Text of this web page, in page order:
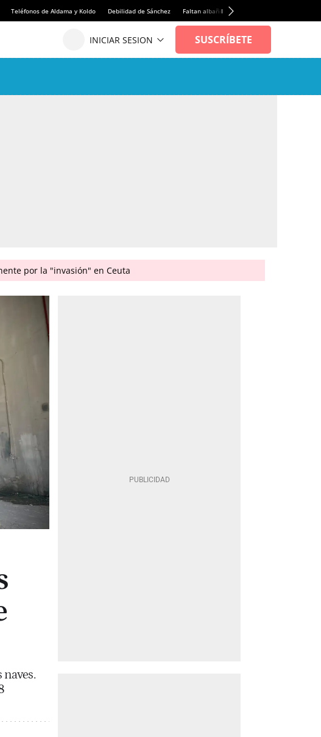
Teléfonos de Aldama y Koldo Debilidad de Sánchez Faltan albañiles
por la "invasión" en Ceuta